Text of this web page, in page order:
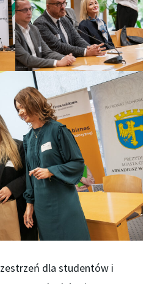
dla studentów i